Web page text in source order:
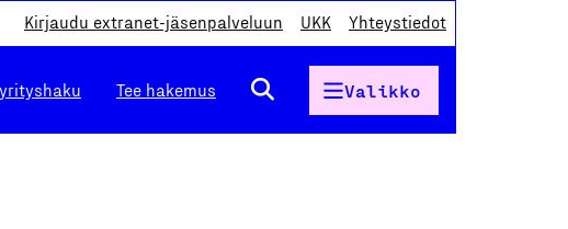
Kirjaudu extranet-jäsenpalveluun UKK Yhteystiedot
Tee hakemus Valikko